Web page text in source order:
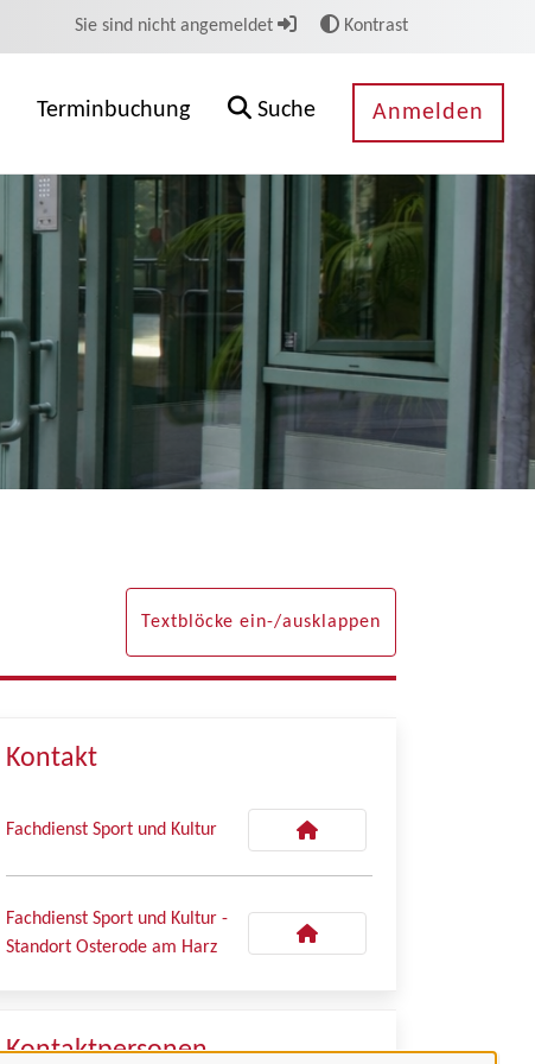
Sie sind nicht angemeldet Kontrast
Terminbuchung Suche Anmelden
Textblöcke ein-/ausklappen
Kontakt
Fachdienst Sport und Kultur
Fachdienst Sport und Kultur -
Standort Osterode am Harz
Kontaktpersonen